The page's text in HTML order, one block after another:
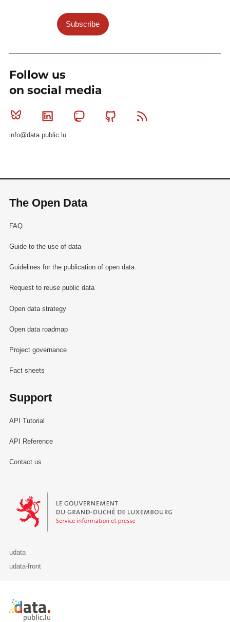
Subscribe
Follow us
on social media
Bluesky Linkedin MastodonGithub
info@data.public.lu
The Open Data
FAQ
Guide to the use of data
Guidelines for the publication of open data
Request to reuse public data
Open data strategy
Open data roadmap
Project governance
Fact sheets
Support
API Tutorial
API Reference
Contact us
Le Gouvernement du Grand-Duché de Luxembourg - Service
udata
udata-front
Retour à l'accueil de data.public.lu